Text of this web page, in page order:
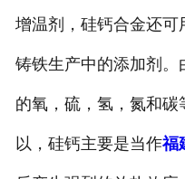
增温剂，硅钙合金还可
铸铁生产中的添加剂。
的氧，硫，氢，氮和
以，硅钙主要是当作福